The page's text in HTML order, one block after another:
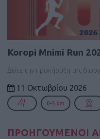
Koropi Mnimi Run
Δείτε την προκήρυξη της
11 Οκτωβρίου 2026
ΠΡΟΗΓΟΥΜΕΝΟΙ